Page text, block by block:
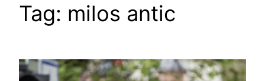
Tag: milos antic